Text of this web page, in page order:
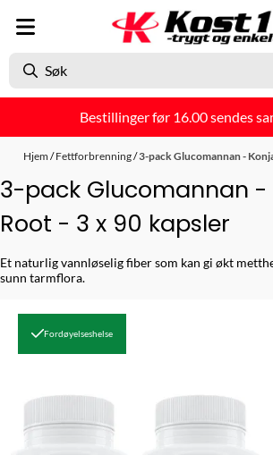
Hopp til innhold
Bestillinger før 16.00 sendes
Hjem/Fettforbrenning/3-pack Glucomannan -
3-pack Glucomannan -
Root - 3 x 90 kapsler
Et naturlig vannløselig fiber som kan gi økt
sunn tarmflora.
Fordøyelseshelse